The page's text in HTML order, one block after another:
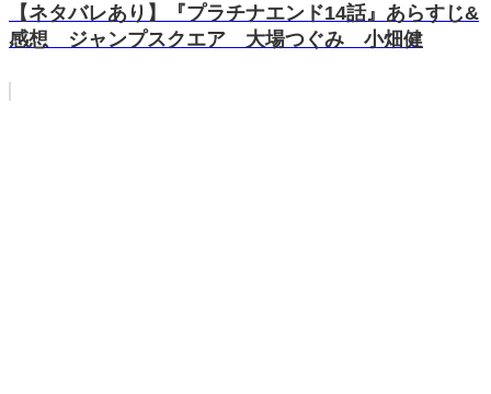
【ネタバレあり】『プラチナエンド14話』あらすじ&
感想 ジャンプスクエア 大場つぐみ 小畑健